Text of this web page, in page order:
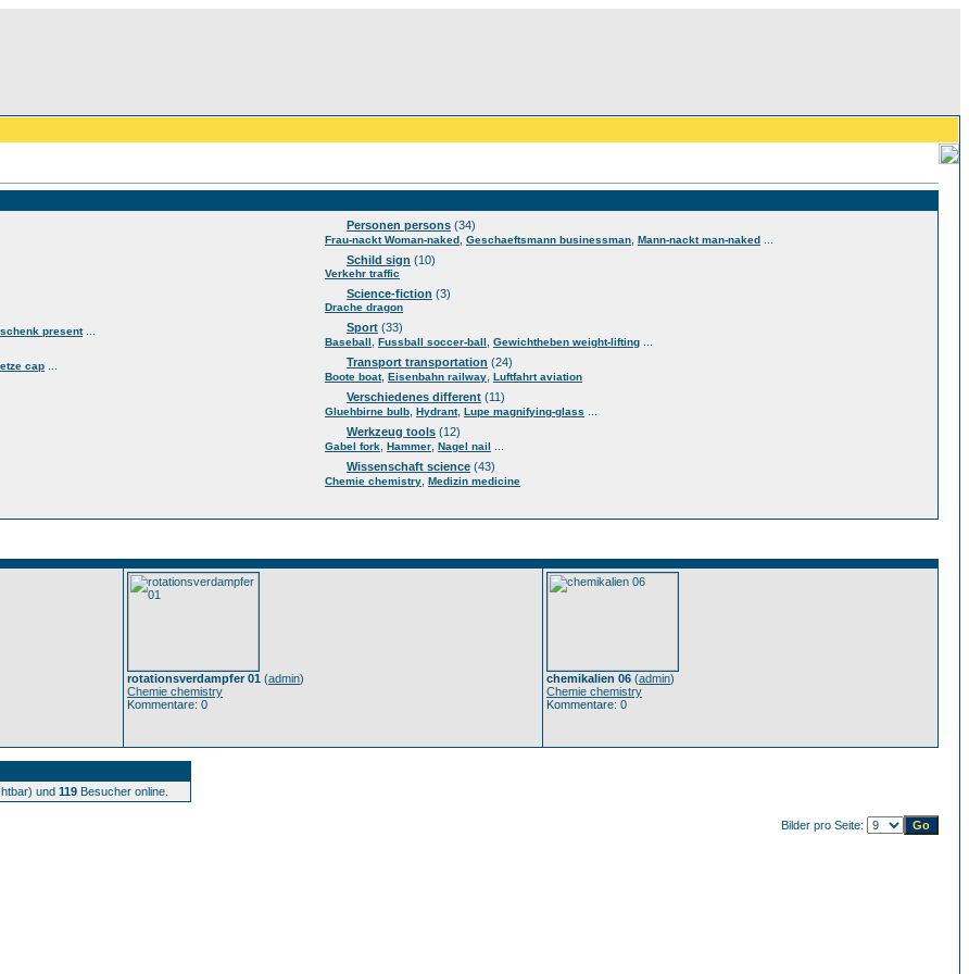
present...
cap
Personen persons (34)
Frau-nackt Woman-naked Geschaeftsmann businessman Mann-nackt man-naked
Schild sign (10)
Verkehr traffic
Science-fiction (3)
Drache dragon
Sport (33)
Baseball Fussball soccer-ball Gewichtheben weight-lifting
Transport transportation (24)
Boote boat, Eisenbahn railway Luftfahrt aviation
Verschiedenes different (11)
Gluehbirne bulb Hydrant, Lupe magnifying-glass
Werkzeug tools (12)
Gabel fork Hammer Nagel nail
Wissenschaft science (43)
Chemie chemistry Medizin medicine
rotationsverdampfer 01 (admin)
Chemie chemistry
Kommentare: 0
chemikalien 06 (admin)
Chemie chemistry
Kommentare: 0
und 119 Besucher online.
Bilder pro Seite: